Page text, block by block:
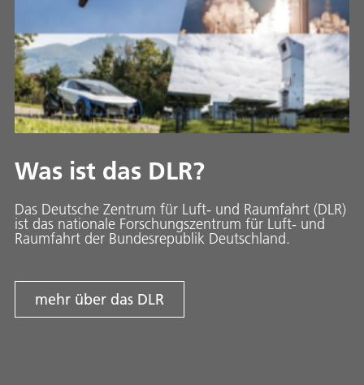
Was ist das DLR?
Das Deutsche Zentrum für Luft- und Raumfahrt (DLR)
ist das nationale Forschungszentrum für Luft- und
Raumfahrt der Bundesrepublik Deutschland.
mehr über das DLR